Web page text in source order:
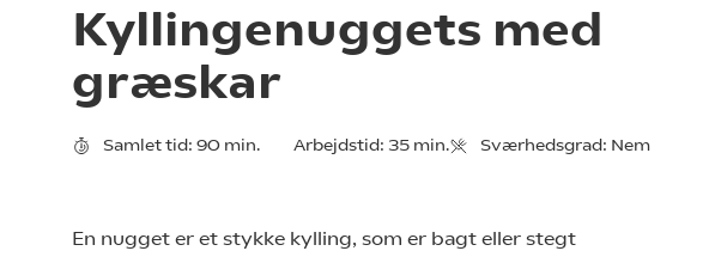
Kyllingenuggets med
græskar
Samlet tid: 90 min. Arbejdstid: 35 min. Sværhedsgrad: Nem
En nugget er et stykke kylling, som er bagt eller stegt